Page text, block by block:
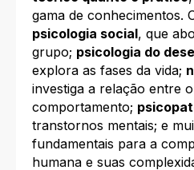
gama de conhecimentos.
psicologia social, que
grupo; psicologia do
explora as fases da vida;
investiga a relação entre
comportamento;
transtornos mentais; e
fundamentais para a
humana e suas